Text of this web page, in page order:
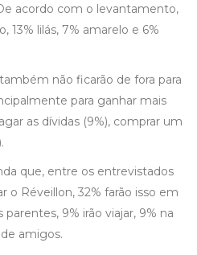
acordo com o levantamento,
13% lilás, 7% amarelo e 6%
não ficarão de fora para
para ganhar mais
as dívidas (9%), comprar um
que, entre os entrevistados
Réveillon, 32% farão isso em
parentes, 9% irão viajar, 9% na
amigos.